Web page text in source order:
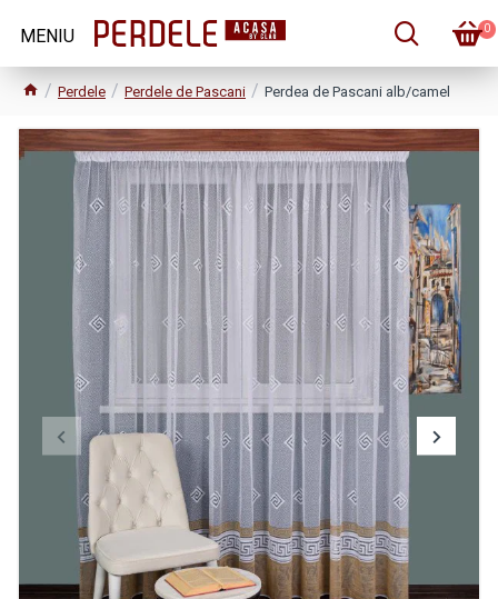
0
Perdele Perdele de Pascani Perdea de Pascani alb/camel